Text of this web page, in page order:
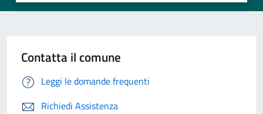
Contatta il comune
Leggi le domande frequenti
Richiedi Assistenza